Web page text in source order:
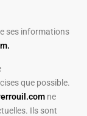
ses informations
que possible.
ne
Ils sont